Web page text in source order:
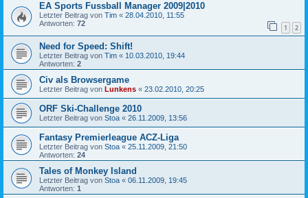
EA Sports Fussball Manager 2009|2010
Letzter Beitrag von Tim « 28.04.2010, 11:55
Antworten: 72 1 2
Need for Speed: Shift!
Letzter Beitrag von Tim « 10.03.2010, 19:44
Antworten: 2
Civ als Browsergame
Letzter Beitrag von Lunkens « 23.02.2010, 20:25
ORF Ski-Challenge 2010
Letzter Beitrag von Stoa « 26.11.2009, 13:56
Fantasy Premierleague ACZ-Liga
Letzter Beitrag von Stoa « 25.11.2009, 21:50
Antworten: 24
Tales of Monkey Island
Letzter Beitrag von Stoa « 06.11.2009, 19:45
Antworten: 1